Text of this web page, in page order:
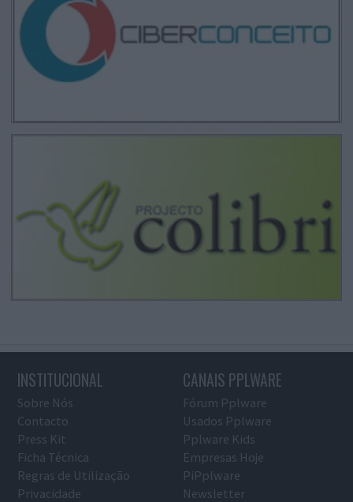
INSTITUCIONAL
Sobre Nós
Contacto
Press Kit
Ficha Técnica
Regras de Utilização
Privacidade
CANAIS PPLWARE
Fórum Pplware
Usados Pplware
Pplware Kids
Empresas Hoje
PiPplware
Newsletter